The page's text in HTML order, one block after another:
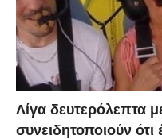
Λίγα δευτερόλεπτα
συνειδητοποιούν ότι